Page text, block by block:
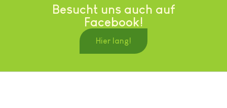
Besucht uns auch auf
Facebook!
Hier lang!